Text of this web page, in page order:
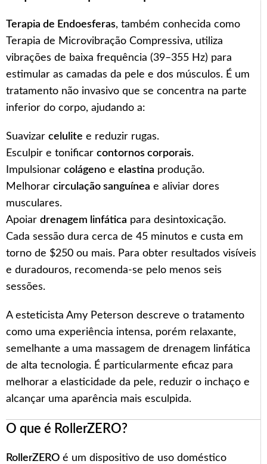
Terapia de Endoesferas, também conhecida como
Terapia de Microvibração Compressiva, utiliza
vibrações de baixa frequência (39–355 Hz) para
estimular as camadas da pele e dos músculos. É um
tratamento não invasivo que se concentra na parte
inferior do corpo, ajudando a:
Suavizar celulite e reduzir rugas.
Esculpir e tonificar contornos corporais.
Impulsionar colágeno e elastina produção.
Melhorar circulação sanguínea e aliviar dores
musculares.
Apoiar drenagem linfática para desintoxicação.
Cada sessão dura cerca de 45 minutos e custa em
torno de $250 ou mais. Para obter resultados visíveis
e duradouros, recomenda-se pelo menos seis
sessões.
A esteticista Amy Peterson descreve o tratamento
como uma experiência intensa, porém relaxante,
semelhante a uma massagem de drenagem linfática
de alta tecnologia. É particularmente eficaz para
melhorar a elasticidade da pele, reduzir o inchaço e
alcançar uma aparência mais esculpida.
O que é RollerZERO?
RollerZERO é um dispositivo de uso doméstico